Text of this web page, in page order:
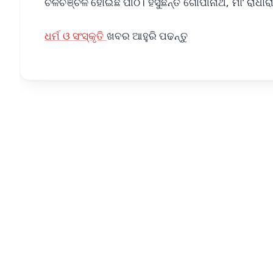
ଧର୍ମ ଓ ସଂସ୍କୃତି ଖବର ଆହୁରି ପଢନ୍ତୁ